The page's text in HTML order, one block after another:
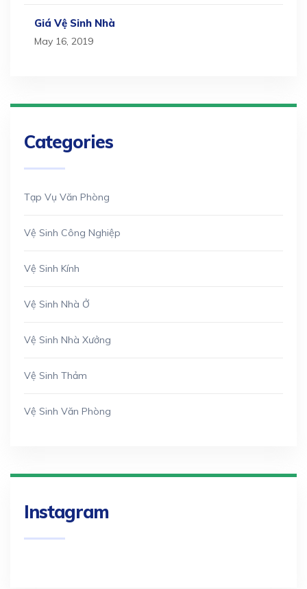
Giá Vệ Sinh Nhà
May 16, 2019
Categories
Tạp Vụ Văn Phòng
Vệ Sinh Công Nghiệp
Vệ Sinh Kính
Vệ Sinh Nhà Ở
Vệ Sinh Nhà Xưởng
Vệ Sinh Thảm
Vệ Sinh Văn Phòng
Instagram